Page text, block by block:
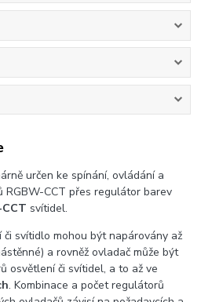
určen ke spínání, ovládání a
RGBW-CCT přes regulátor barev
svítidel.
svítidlo mohou být napárovány až
a rovněž ovladač může být
osvětlení či svítidel, a to až ve
. Kombinace a počet regulátorů